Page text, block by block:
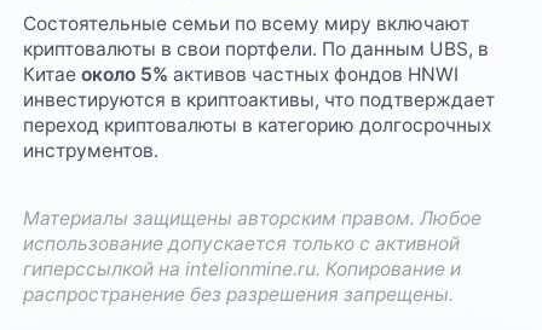
Состоятельные семьи по всему миру включают
криптовалюты в свои портфели. По данным UBS, в
Китаеоколо 5% активов частных фондов HNWI
инвестируются в криптоактивы, что подтверждает
переход криптовалюты в категорию долгосрочных
инструментов.
Материалы защищены авторским правом. Любое
использование допускается только с активной
гиперссылкой наintelionmine.ru. Копирование и
распространение без разрешения запрещены.